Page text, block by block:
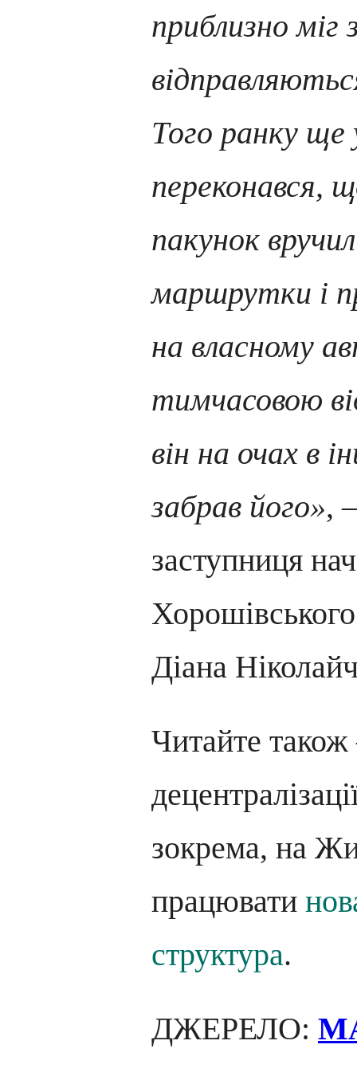
приблизно міг
Того ранку ще
переконався,
пакунок
маршрутки і
на власному
тимчасовою
він на очах в
забрав його»,
заступниця
Хорошівського
Діана
Читайте
зокрема, на
працювати
структура.
ДЖЕРЕЛО: